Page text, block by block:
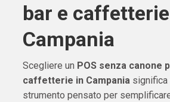
bar e
Campania
Scegliere un POS senza canone
caffetterie in Campaniasignifica
strumento pensato per